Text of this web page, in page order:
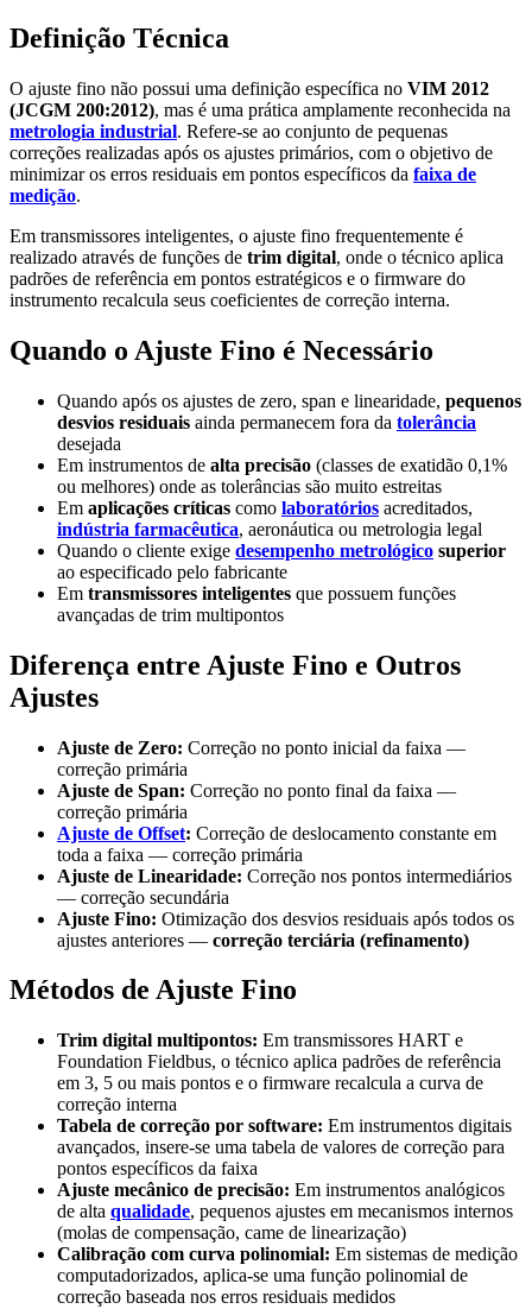
Definição Técnica
O ajuste fino não possui uma definição específica no VIM 2012
(JCGM 200:2012), mas é uma prática amplamente reconhecida na
metrologia industrial. Refere-se ao conjunto de pequenas
correções realizadas após os ajustes primários, com o objetivo de
minimizar os erros residuais em pontos específicos da faixa de
medição.
Em transmissores inteligentes, o ajuste fino frequentemente é
realizado através de funções de trim digital, onde o técnico aplica
padrões de referência em pontos estratégicos e o firmware do
instrumento recalcula seus coeficientes de correção interna.
Quando o Ajuste Fino é Necessário
Quando após os ajustes de zero, span e linearidade, pequenos
desvios residuais ainda permanecem fora da tolerância
desejada
Em instrumentos de alta precisão (classes de exatidão 0,1%
ou melhores) onde as tolerâncias são muito estreitas
Em aplicações críticas como laboratórios acreditados,
indústria farmacêutica, aeronáutica ou metrologia legal
Quando o cliente exige desempenho metrológico superior
ao especificado pelo fabricante
Em transmissores inteligentes que possuem funções
avançadas de trim multipontos
Diferença entre Ajuste Fino e Outros
Ajustes
Ajuste de Zero: Correção no ponto inicial da faixa —
correção primária
Ajuste de Span: Correção no ponto final da faixa —
correção primária
Ajuste de Offset: Correção de deslocamento constante em
toda a faixa — correção primária
Ajuste de Linearidade: Correção nos pontos intermediários
— correção secundária
Ajuste Fino: Otimização dos desvios residuais após todos os
ajustes anteriores — correção terciária (refinamento)
Métodos de Ajuste Fino
Trim digital multipontos: Em transmissores HART e
Foundation Fieldbus, o técnico aplica padrões de referência
em 3, 5 ou mais pontos e o firmware recalcula a curva de
correção interna
Tabela de correção por software: Em instrumentos digitais
avançados, insere-se uma tabela de valores de correção para
pontos específicos da faixa
Ajuste mecânico de precisão: Em instrumentos analógicos
de alta qualidade, pequenos ajustes em mecanismos internos
(molas de compensação, came de linearização)
Calibração com curva polinomial: Em sistemas de medição
computadorizados, aplica-se uma função polinomial de
correção baseada nos erros residuais medidos